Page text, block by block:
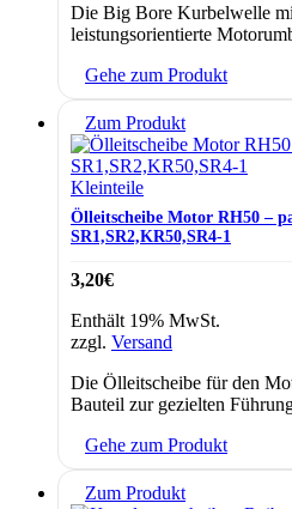
Die Big Bore Kurbelwelle
leistungsorientierte
Gehe zum Produkt
Zum Produkt
Kleinteile
Ölleitscheibe Motor RH50 –
SR1,SR2,KR50,SR4-1
3,20€
Enthält 19% MwSt.
zzgl. Versand
Die Ölleitscheibe für den
Bauteil zur gezielten
Gehe zum Produkt
Zum Produkt